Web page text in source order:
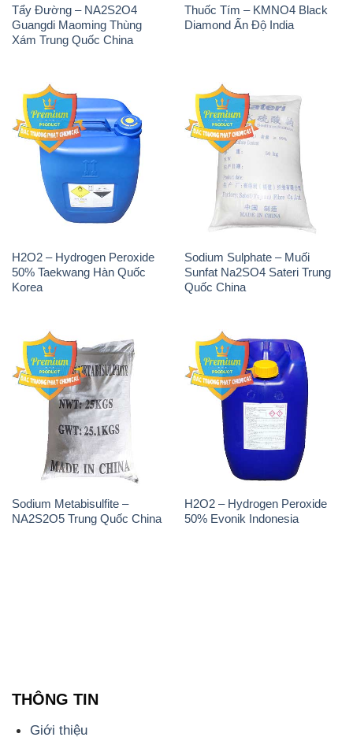
Tẩy Đường – NA2S2O4
Guangdi Maoming Thùng
Xám Trung Quốc China
Thuốc Tím – KMNO4 Black
Diamond Ấn Độ India
H2O2 – Hydrogen Peroxide
50% Taekwang Hàn Quốc
Korea
Sodium Sulphate – Muối
Sunfat Na2SO4 Sateri Trung
Quốc China
Sodium Metabisulfite –
NA2S2O5 Trung Quốc China
H2O2 – Hydrogen Peroxide
50% Evonik Indonesia
THÔNG TIN
Giới thiệu